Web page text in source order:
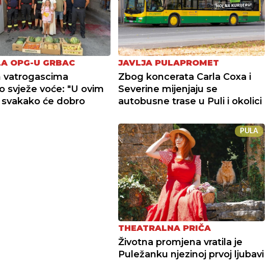
OPG-U GRBAC
vatrogascima
svježe voće: "U ovim
će dobro
JAVLJA PULAPROMET
Zbog koncerata Carla Coxa i
Severine mijenjaju se
autobusne trase u Puli i okolici
PULA
THEATRALNA PRIČA
Životna promjena vratila je
Puležanku njezinoj prvoj ljubavi